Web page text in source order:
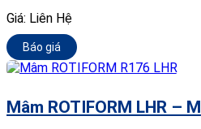
Giá: Liên Hệ
Báo giá
Mâm ROTIFORM LHR – M